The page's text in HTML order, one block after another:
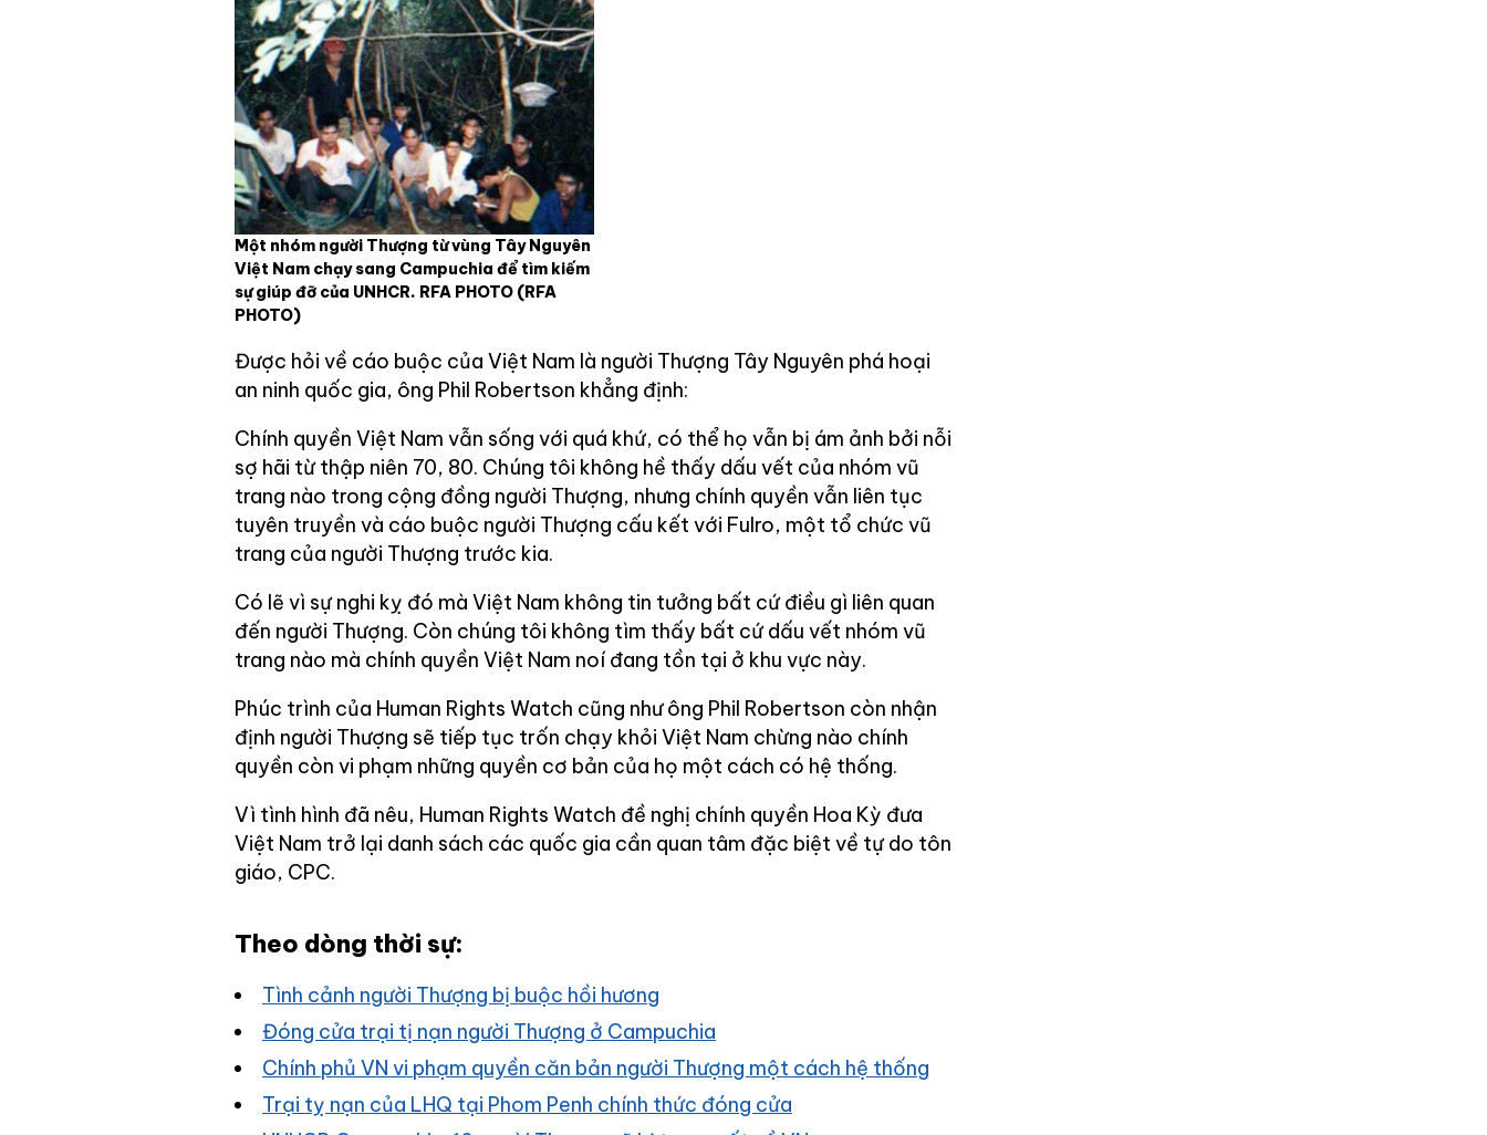
Một nhóm người Thượng từ vùng Tây Nguyên
Việt Nam chạy sang Campuchia để tìm kiếm
sự giúp đỡ của UNHCR. RFA PHOTO (RFA
PHOTO)
Được hỏi về cáo buộc của Việt Nam là người Thượng Tây Nguyên phá hoại
an ninh quốc gia, ông Phil Robertson khẳng định:
Chính quyền Việt Nam vẫn sống với quá khứ, có thể họ vẫn bị ám ảnh bởi nỗi
sợ hãi từ thập niên 70, 80. Chúng tôi không hề thấy dấu vết của nhóm vũ
trang nào trong cộng đồng người Thượng, nhưng chính quyền vẫn liên tục
tuyên truyền và cáo buộc người Thượng cấu kết với Fulro, một tổ chức vũ
trang của người Thượng trước kia.
Có lẽ vì sự nghi kỵ đó mà Việt Nam không tin tưởng bất cứ điều gì liên quan
đến người Thượng. Còn chúng tôi không tìm thấy bất cứ dấu vết nhóm vũ
trang nào mà chính quyền Việt Nam noí đang tồn tại ở khu vực này.
Phúc trình của Human Rights Watch cũng như ông Phil Robertson còn nhận
định người Thượng sẽ tiếp tục trốn chạy khỏi Việt Nam chừng nào chính
quyền còn vi phạm những quyền cơ bản của họ một cách có hệ thống.
Vì tình hình đã nêu, Human Rights Watch đề nghị chính quyền Hoa Kỳ đưa
Việt Nam trở lại danh sách các quốc gia cần quan tâm đặc biệt về tự do tôn
giáo, CPC.
Theo dòng thời sự:
Tình cảnh người Thượng bị buộc hồi hương
Đóng cửa trại tị nạn người Thượng ở Campuchia
Chính phủ VN vi phạm quyền căn bản người Thượng một cách hệ thống
Trại tỵ nạn của LHQ tại Phom Penh chính thức đóng cửa